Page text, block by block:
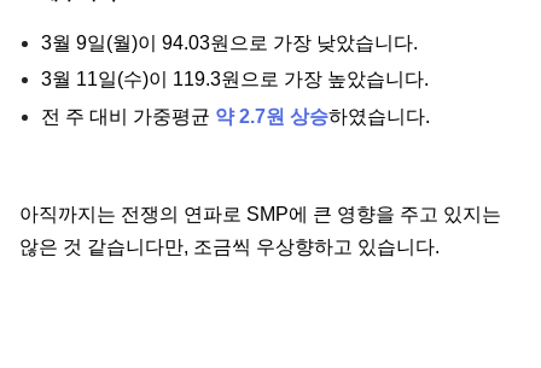
3월 9일(월)이 94.03원으로 가장 낮았습니다.
3월 11일(수)이 119.3원으로 가장 높았습니다.
전 주 대비 가중평균 약 2.7원 상승하였습니다.
아직까지는 전쟁의 연파로 SMP에 큰 영향을 주고 있지는
않은 것 같습니다만, 조금씩 우상향하고 있습니다.